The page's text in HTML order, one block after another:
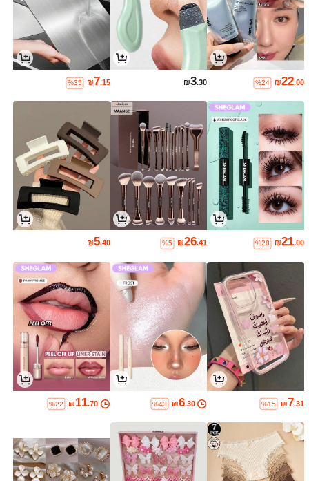
₪22.00
%24
₪3.30
₪7.15
%35
₪21.00
%28
₪26.41
%5
₪5.40
₪7.31
%15
₪6.30
%43
₪11.70
%22